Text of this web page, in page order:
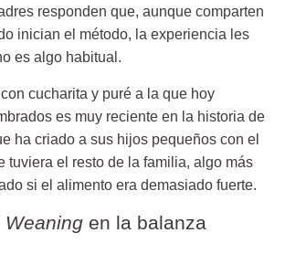
responden que, aunque comparten
inician el método, la experiencia les
es algo habitual.
cucharita y puré a la que hoy
es muy reciente en la historia de
ha criado a sus hijos pequeños con el
tuviera el resto de la familia, algo más
si el alimento era demasiado fuerte.
Weaning en la balanza